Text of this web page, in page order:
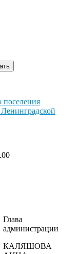
Глава
администрации
КАЛЯШОВА